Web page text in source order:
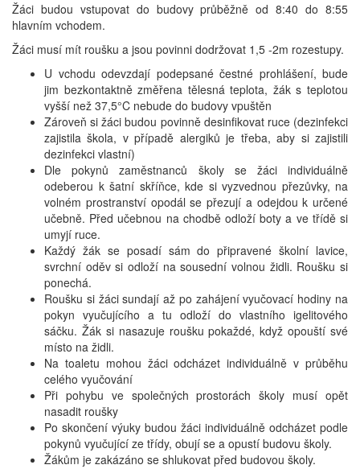
Žáci budou vstupovat do budovy průběžně od 8:40 do 8:55
hlavním vchodem.
Žáci musí mít roušku a jsou povinni dodržovat 1,5 -2m rozestupy.
U vchodu odevzdají podepsané čestné prohlášení, bude
jim bezkontaktně změřena tělesná teplota, žák s teplotou
vyšší než 37,5°C nebude do budovy vpuštěn
Zároveň si žáci budou povinně desinfikovat ruce (dezinfekci
zajistila škola, v případě alergiků je třeba, aby si zajistili
dezinfekci vlastní)
Dle pokynů zaměstnanců školy se žáci individuálně
odeberou k šatní skříňce, kde si vyzvednou přezůvky, na
volném prostranství opodál se přezují a odejdou k určené
učebně. Před učebnou na chodbě odloží boty a ve třídě si
umyjí ruce.
Každý žák se posadí sám do připravené školní lavice,
svrchní oděv si odloží na sousední volnou židli. Roušku si
ponechá.
Roušku si žáci sundají až po zahájení vyučovací hodiny na
pokyn vyučujícího a tu odloží do vlastního igelitového
sáčku. Žák si nasazuje roušku pokaždé, když opouští své
místo na židli.
Na toaletu mohou žáci odcházet individuálně v průběhu
celého vyučování
Při pohybu ve společných prostorách školy musí opět
nasadit roušky
Po skončení výuky budou žáci individuálně odcházet podle
pokynů vyučující ze třídy, obují se a opustí budovu školy.
Žákům je zakázáno se shlukovat před budovou školy.